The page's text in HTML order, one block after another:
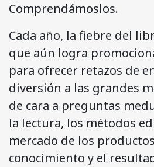
Comprendámoslos.
Cada año, la fiebre del
que aún logra
para ofrecer retazos de
diversión a las grandes
de cara a preguntas
la lectura, los métodos
mercado de los
conocimiento y el